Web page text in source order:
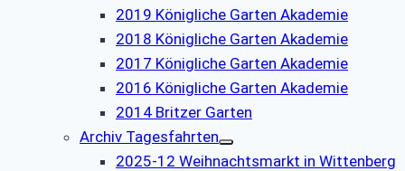
2019 Königliche Garten Akademie
2018 Königliche Garten Akademie
2017 Königliche Garten Akademie
2016 Königliche Garten Akademie
2014 Britzer Garten
Archiv Tagesfahrten
2025-12 Weihnachtsmarkt in Wittenberg